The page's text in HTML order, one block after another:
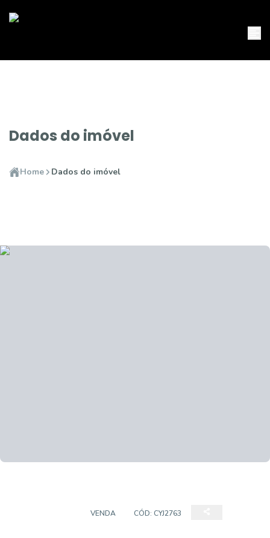
Dados do imóvel
Home Dados do imóvel
VENDA CÓD: CYJ2763